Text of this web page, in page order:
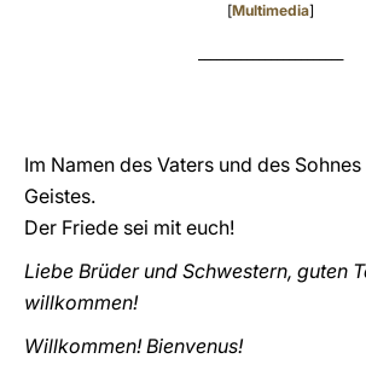
[Multimedia]
Im Namen des Vaters und des
Geistes.
Der Friede sei mit euch!
Liebe Brüder und Schwestern, guten
willkommen!
Willkommen! Bienvenus!